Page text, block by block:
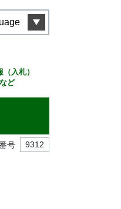
入札）
ど
号 9312